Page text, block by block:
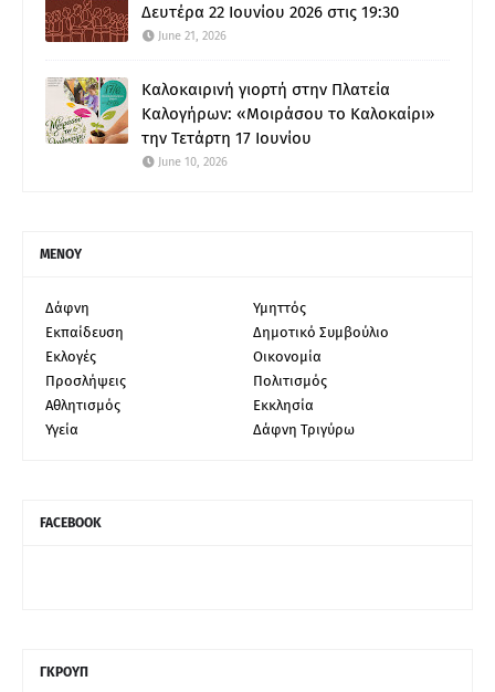
Δευτέρα 22 Ιουνίου 2026 στις 19:30
June 21, 2026
Καλοκαιρινή γιορτή στην Πλατεία
Καλογήρων: «Μοιράσου το Καλοκαίρι»
την Τετάρτη 17 Ιουνίου
June 10, 2026
ΜΕΝΟΥ
Δάφνη
Υμηττός
Εκπαίδευση
Δημοτικό Συμβούλιο
Εκλογές
Οικονομία
Προσλήψεις
Πολιτισμός
Αθλητισμός
Εκκλησία
Υγεία
Δάφνη Τριγύρω
FACEBOOK
ΓΚΡΟΥΠ